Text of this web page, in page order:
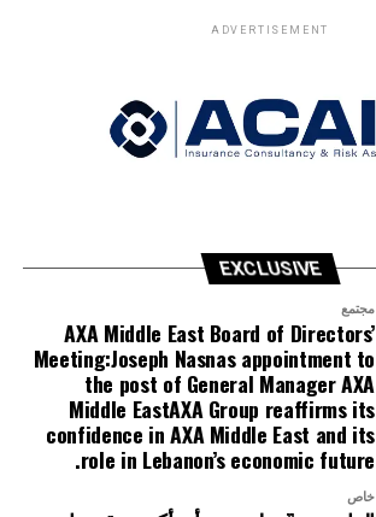
ADVERTISEMENT
EXCLUSIVE
مجتمع
AXA Middle East Board of Directors’
Meeting:Joseph Nasnas appointment to
the post of General Manager AXA
Middle EastAXA Group reaffirms its
confidence in AXA Middle East and its
role in Lebanon’s economic future.
خاص